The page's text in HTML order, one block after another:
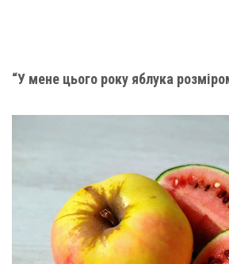
“У мене цього року яблука